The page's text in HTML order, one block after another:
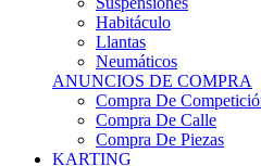
Llantas
Neumáticos
ANUNCIOS DE COMPRA
Compra De Competición
Compra De Calle
Compra De Piezas
KARTING
KARTING